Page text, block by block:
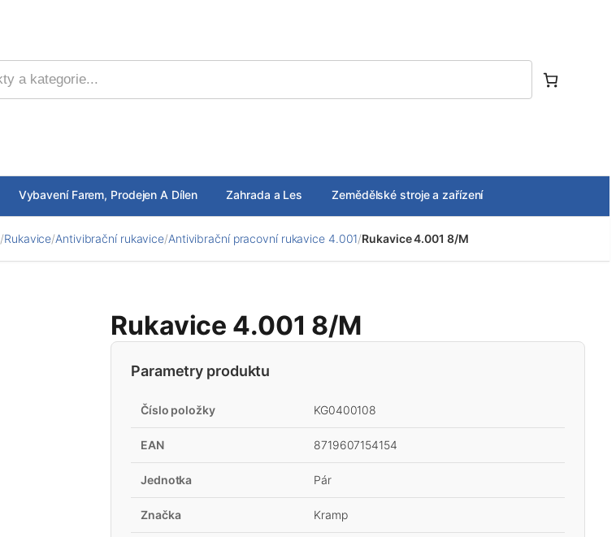
Vybavení Farem, Prodejen A Dílen Zahrada a Les Zemědělské stroje a zařízení
/Rukavice/Antivibrační rukavice/Antivibrační pracovní rukavice 4.001/Rukavice 4.001 8/M
Rukavice 4.001 8/M
Parametry produktu
Číslo položky KG0400108
EAN 8719607154154
Jednotka Pár
Značka Kramp